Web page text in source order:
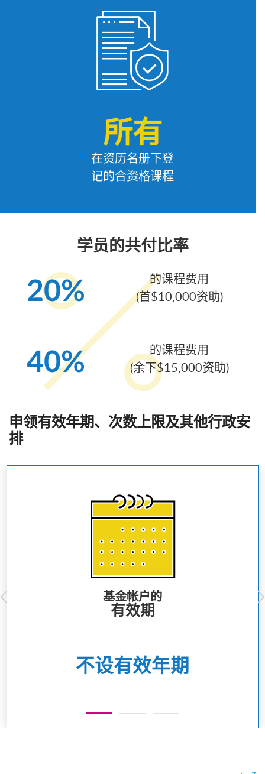
所有
在资历名册下登
记的合资格课程
学员的共付比率
20%
的课程费用
(首$10,000资助)
40%
的课程费用
(余下$15,000资助)
申领有效年期、次数上限及其他行政安
排
基金帐户的
有效期
不设有效年期
1